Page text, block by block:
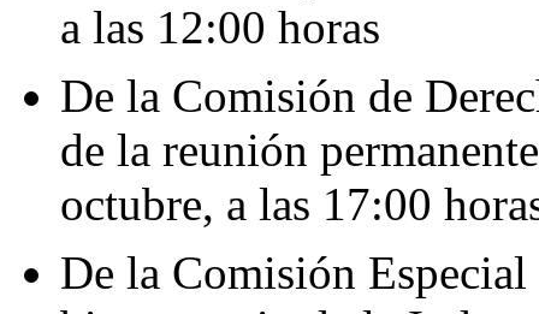
a las 12:00 horas
De la Comisión de
de la reunión
octubre, a las 17:00
De la Comisión